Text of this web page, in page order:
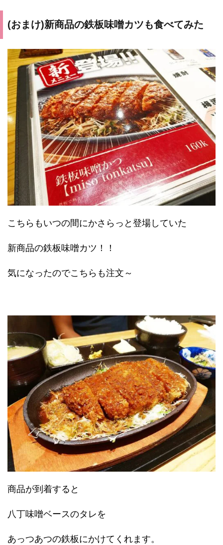
(おまけ)新商品の鉄板味噌カツも食べてみた
こちらもいつの間にかさらっと登場していた
新商品の鉄板味噌カツ！！
気になったのでこちらも注文～
商品が到着すると
八丁味噌ベースのタレを
あっつあつの鉄板にかけてくれます。